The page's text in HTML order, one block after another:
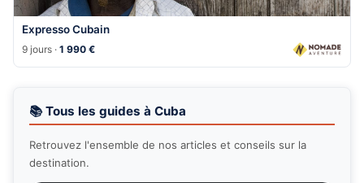
Expresso Cubain
9 jours ·1 990 €
📚 Tous les guides à Cuba
Retrouvez l'ensemble de nos articles et conseils sur la
destination.